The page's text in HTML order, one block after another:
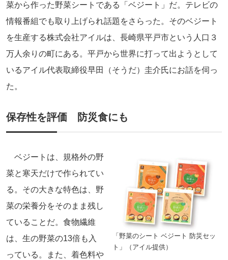
菜から作った野菜シートである「ベジート」だ。テレビの
情報番組でも取り上げられ話題をさらった。そのベジート
を生産する株式会社アイルは、長崎県平戸市という人口３
万人余りの町にある。平戸から世界に打って出ようとして
いるアイル代表取締役早田（そうだ）圭介氏にお話を伺っ
た。
保存性を評価 防災食にも
「野菜のシート ベジート 防災セッ
ト」（アイル提供）
ベジートは、規格外の野
菜と寒天だけで作られてい
る。その大きな特色は、野
菜の栄養分をそのまま残し
ていることだ。食物繊維
は、生の野菜の13倍も入
っている。また、着色料や